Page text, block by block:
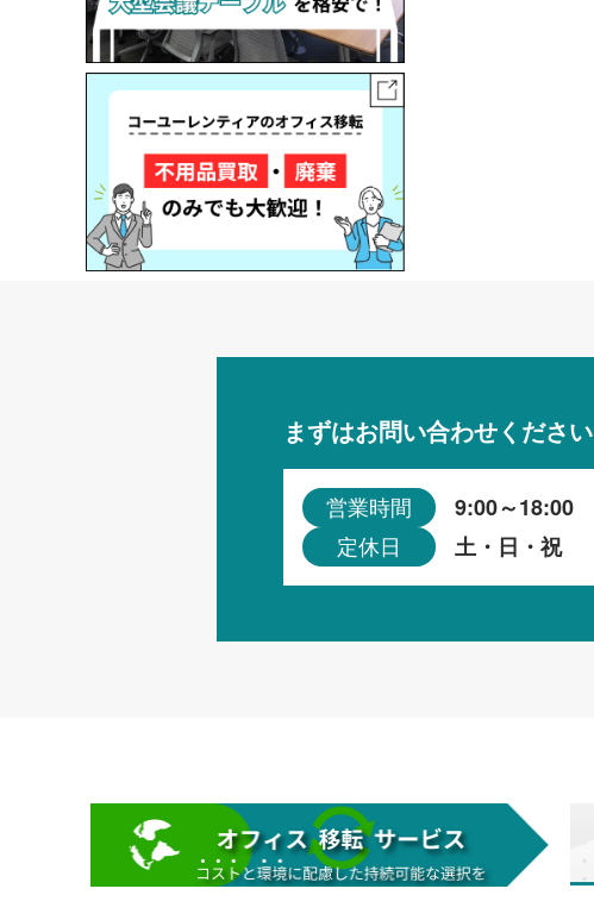
まずはお問い合わせください
営業時間 9:00～18:00
定休日 土・日・祝